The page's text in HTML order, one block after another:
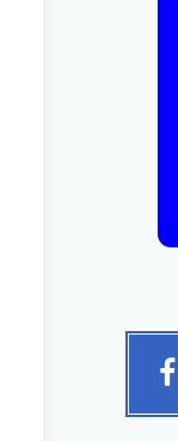
Follow